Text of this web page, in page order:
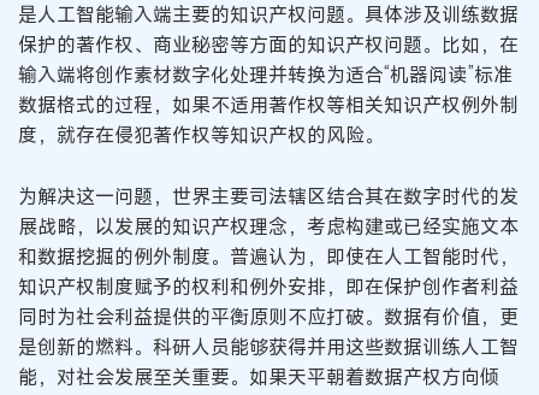
是人工智能输入端主要的知识产权问题。具体涉及训练数据
保护的著作权、商业秘密等方面的知识产权问题。比如，在
输入端将创作素材数字化处理并转换为适合“机器阅读”标准
数据格式的过程，如果不适用著作权等相关知识产权例外制
度，就存在侵犯著作权等知识产权的风险。
为解决这一问题，世界主要司法辖区结合其在数字时代的发
展战略，以发展的知识产权理念，考虑构建或已经实施文本
和数据挖掘的例外制度。普遍认为，即使在人工智能时代，
知识产权制度赋予的权利和例外安排，即在保护创作者利益
同时为社会利益提供的平衡原则不应打破。数据有价值，更
是创新的燃料。科研人员能够获得并用这些数据训练人工智
能，对社会发展至关重要。如果天平朝着数据产权方向倾